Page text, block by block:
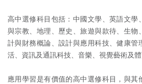
高中選修科目包括：中國文學、英語文學
與宗教、地理、歷史、旅遊與款待、生物
計與財務概論、設計與應用科技、健康管
活、資訊及通訊科技、音樂、視覺藝術及
應用學習是有價值的高中選修科目，與其